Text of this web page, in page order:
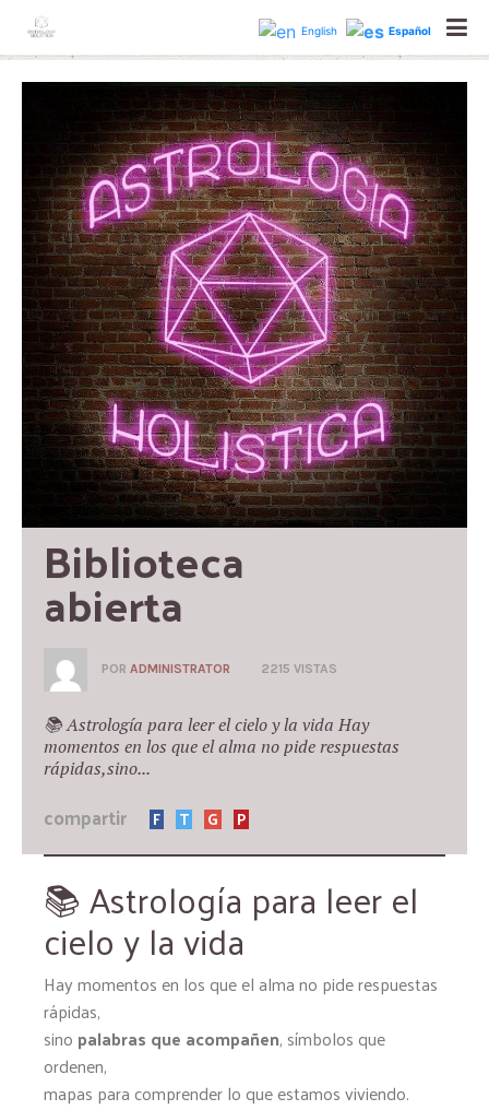
astrologiaholisticabcn
Biblioteca
abierta
POR ADMINISTRATOR 2215 VISTAS
📚 Astrología para leer el cielo y la vida Hay
momentos en los que el alma no pide respuestas
rápidas,sino...
compartir F T G P
📚 Astrología para leer el
cielo y la vida
Hay momentos en los que el alma no pide respuestas
rápidas,
sino palabras que acompañen, símbolos que
ordenen,
mapas para comprender lo que estamos viviendo.
English Español